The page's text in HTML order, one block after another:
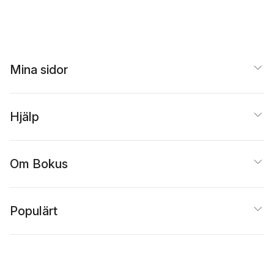
Mina sidor
Hjälp
Om Bokus
Populärt